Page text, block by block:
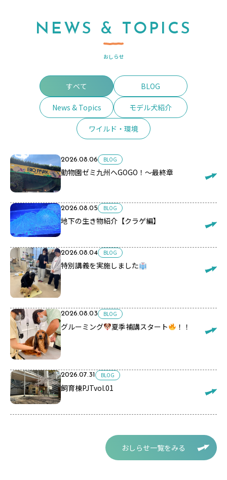
NEWS & TOPICS
おしらせ
すべて BLOG
News & Topics モデル犬紹介
ワイルド・環境
2026.08.06 BLOG
動物園ゼミ九州へGOGO！～最終章
2026.08.05 BLOG
地下の生き物紹介【クラゲ編】
2026.08.04 BLOG
特別講義を実施しました
2026.08.03 BLOG
グルーミング 夏季補講スタート ！！
2026.07.31 BLOG
飼育棟PJTvol.01
おしらせ一覧をみる